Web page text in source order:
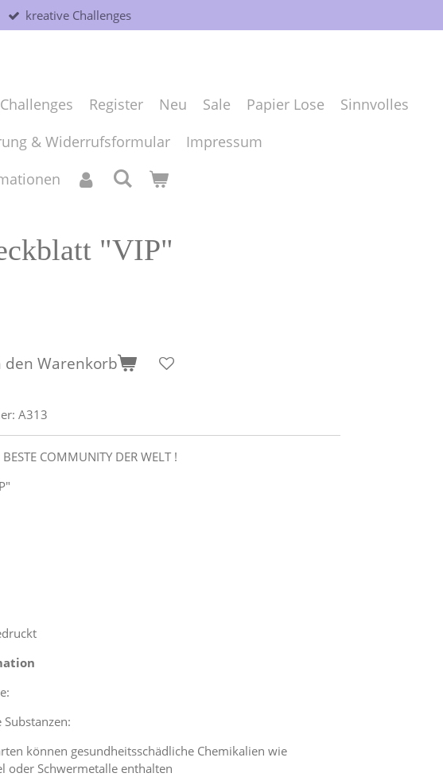
kreative Challenges
Register Neu Sale Papier Lose
Sinnvolles
& Widerrufsformular
Impressum
"VIP"
den Warenkorb
A313
COMMUNITY DER WELT !
Substanzen:
können gesundheitsschädliche Chemikalien wie
oder Schwermetalle enthalten